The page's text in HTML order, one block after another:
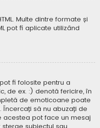
Multe dintre formate și
pot fi aplicate utilizând
fi folosite pentru a
de ex. :) denotă fericire, în
de emoticoane poate
să nu abuzați de
pot face un mesaj